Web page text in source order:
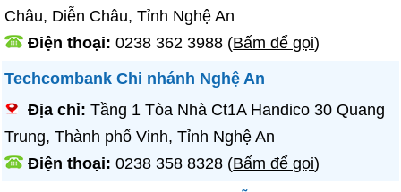
Châu, Diễn Châu, Tỉnh Nghệ An
Điện thoại:0238 362 3988 (Bấm để gọi)
Techcombank Chi nhánh Nghệ An
Địa chỉ:Tầng 1 Tòa Nhà Ct1A Handico 30 Quang
Trung, Thành phố Vinh, Tỉnh Nghệ An
Điện thoại:0238 358 8328 (Bấm để gọi)